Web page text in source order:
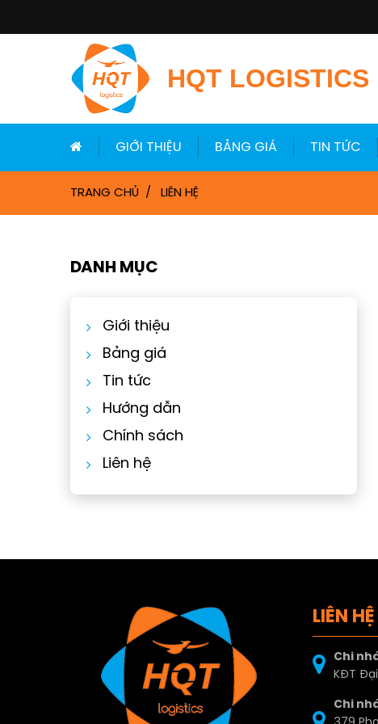
HQT LOGISTICS
GIỚI THIỆU BẢNG GIÁ TIN TỨC
TRANG CHỦ LIÊN HỆ
DANH MỤC
Giới thiệu
Bảng giá
Tin tức
Hướng dẫn
Chính sách
Liên hệ
LIÊN
Chi
KĐT Đại
Chi